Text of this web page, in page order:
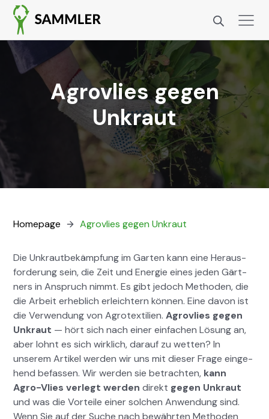
Agrovlies gegen
Unkraut
Home­page Agrovlies gegen Unkraut
Die Unkraut­bekämp­fung im Garten kann eine Her­aus­
forderung sein, die Zeit und Energie eines jeden Gärt­
ners in Anspruch nimmt. Es gibt jedoch Meth­o­d­en, die
die Arbeit erhe­blich erle­ichtern kön­nen. Eine davon ist
die Ver­wen­dung von Agro­tex­tilien.Agrovlies gegen
Unkraut — hört sich nach ein­er ein­fachen Lösung an,
aber lohnt es sich wirk­lich, darauf zu wet­ten? In
unserem Artikel wer­den wir uns mit dieser Frage einge­
hend befassen. Wir wer­den sie betra­cht­en, kann
Agro-Vlies ver­legt wer­den direkt gegen Unkraut
und was die Vorteile ein­er solchen Anwen­dung sind.
Wenn Sie auf der Suche nach bewährten Meth­o­d­en